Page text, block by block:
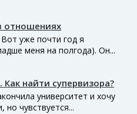
отношениях
уже почти год я
меня на полгода). Он...
найти супервизора?
университет и хочу
но чувствуется...